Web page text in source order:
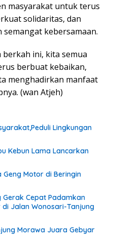
masyarakat untuk terus
solidaritas, dan
kebersamaan.
berkah ini, kita semua
berbuat kebaikan,
menghadirkan manfaat
(wan Atjeh)
Lingkungan
Kebun Lama Lancarkan
Motor di Beringin
Cepat Padamkan
Jalan Wonosari-Tanjung
Morawa Juara Gebyar